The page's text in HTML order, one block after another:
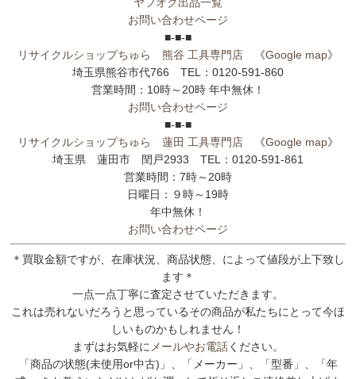
お問い合わせページ
■-■-■
リサイクルショップちゅら 熊谷 工具専門店 《Google map》
埼玉県熊谷市代766 TEL：0120-591-860
営業時間：10時～20時 年中無休！
お問い合わせページ
■-■-■
リサイクルショップちゅら 蓮田 工具専門店 《Google map》
埼玉県 蓮田市 閏戸2933 TEL：0120-591-861
営業時間：7時～20時
日曜日：９時～19時
年中無休！
お問い合わせページ
＊買取金額ですが、在庫状況、商品状態、によって値段が上下致し
ます＊
一点一点丁寧に査定させていただきます。
これは売れないだろうと思っているその商品が私たちにとって今ほ
しいものかもしれません！
まずはお気軽に メールやお電話ください。
「商品の状態(未使用or中古)」、「メーカー」、「型番」、「年